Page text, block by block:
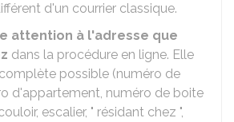
d'un courrier classique.
attention à l'adresse que
dans la procédure en ligne. Elle
possible (numéro de
d'appartement, numéro de boite
escalier, " résidant chez ",